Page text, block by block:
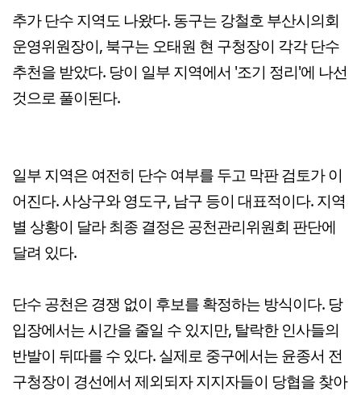
추가 단수 지역도 나왔다. 동구는 강철호 부산시의회
운영위원장이, 북구는 오태원 현 구청장이 각각 단수
추천을 받았다. 당이 일부 지역에서 '조기 정리'에 나선
것으로 풀이된다.
일부 지역은 여전히 단수 여부를 두고 막판 검토가 이
어진다. 사상구와 영도구, 남구 등이 대표적이다. 지역
별 상황이 달라 최종 결정은 공천관리위원회 판단에
달려 있다.
단수 공천은 경쟁 없이 후보를 확정하는 방식이다. 당
입장에서는 시간을 줄일 수 있지만, 탈락한 인사들의
반발이 뒤따를 수 있다. 실제로 중구에서는 윤종서 전
구청장이 경선에서 제외되자 지지자들이 당협을 찾아